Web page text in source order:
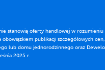
stanowią oferty handlowej w
publikacji szczegółowych
lub domu jednorodzinnego oraz
2025 r.